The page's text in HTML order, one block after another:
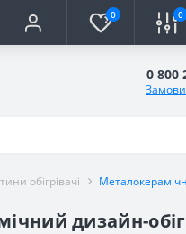
0 0
0 800
обігрівачі
дизайн-